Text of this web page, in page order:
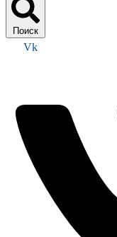
Поиск
Vk